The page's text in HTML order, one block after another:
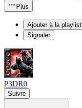
Plus
Ajouter à la playlist
Signaler
P3DR0
Suivre